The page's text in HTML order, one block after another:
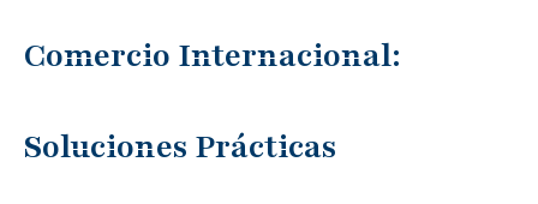
Comercio Internacional:
Soluciones Prácticas